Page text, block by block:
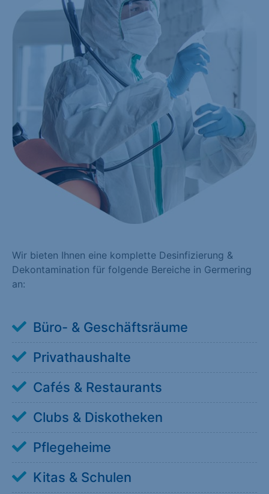
Wir bieten Ihnen eine komplette Desinfizierung &
Dekontamination für folgende Bereiche in Germering
an:
Büro- & Geschäftsräume
Privathaushalte
Cafés & Restaurants
Clubs & Diskotheken
Pflegeheime
Kitas & Schulen